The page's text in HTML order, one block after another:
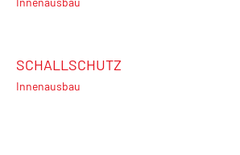
SCHALLSCHUTZ
Innenausbau